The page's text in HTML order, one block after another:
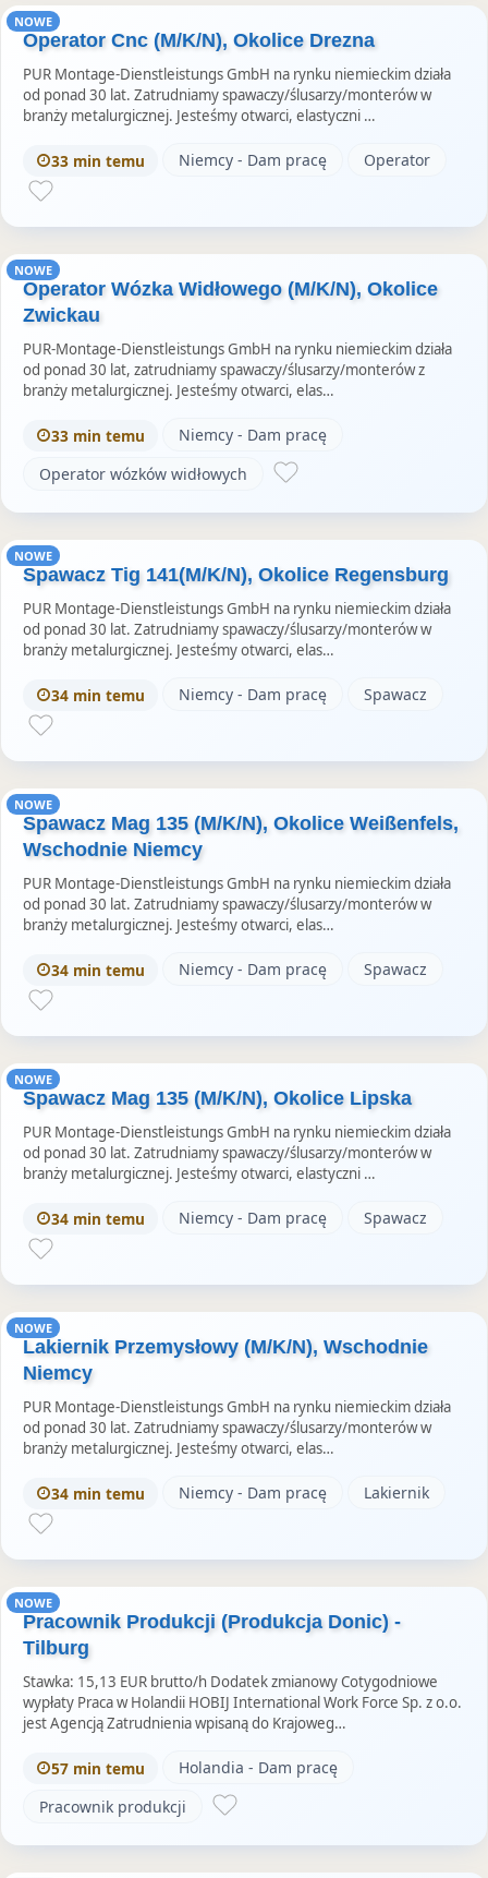
NOWE
Operator Cnc (M/K/N), Okolice Drezna
PUR Montage-Dienstleistungs GmbH na rynku niemieckim działa
od ponad 30 lat. Zatrudniamy spawaczy/ślusarzy/monterów w
branży metalurgicznej. Jesteśmy otwarci, elastyczni …
33 min temu Niemcy - Dam pracę Operator
NOWE
Operator Wózka Widłowego (M/K/N), Okolice
Zwickau
PUR-Montage-Dienstleistungs GmbH na rynku niemieckim działa
od ponad 30 lat, zatrudniamy spawaczy/ślusarzy/monterów z
branży metalurgicznej. Jesteśmy otwarci, elas…
33 min temu
Niemcy - Dam pracę
Operator wózków widłowych
NOWE
Spawacz Tig 141(M/K/N), Okolice Regensburg
PUR Montage-Dienstleistungs GmbH na rynku niemieckim działa
od ponad 30 lat. Zatrudniamy spawaczy/ślusarzy/monterów w
branży metalurgicznej. Jesteśmy otwarci, elas…
34 min temu Niemcy - Dam pracę Spawacz
NOWE
Spawacz Mag 135 (M/K/N), Okolice Weißenfels,
Wschodnie Niemcy
PUR Montage-Dienstleistungs GmbH na rynku niemieckim działa
od ponad 30 lat. Zatrudniamy spawaczy/ślusarzy/monterów w
branży metalurgicznej. Jesteśmy otwarci, elas…
34 min temu Niemcy - Dam pracę Spawacz
NOWE
Spawacz Mag 135 (M/K/N), Okolice Lipska
PUR Montage-Dienstleistungs GmbH na rynku niemieckim działa
od ponad 30 lat. Zatrudniamy spawaczy/ślusarzy/monterów w
branży metalurgicznej. Jesteśmy otwarci, elastyczni …
34 min temu Niemcy - Dam pracę Spawacz
NOWE
Lakiernik Przemysłowy (M/K/N), Wschodnie
Niemcy
PUR Montage-Dienstleistungs GmbH na rynku niemieckim działa
od ponad 30 lat. Zatrudniamy spawaczy/ślusarzy/monterów w
branży metalurgicznej. Jesteśmy otwarci, elas…
34 min temu Niemcy - Dam pracę Lakiernik
NOWE
Pracownik Produkcji (Produkcja Donic) -
Tilburg
Stawka: 15,13 EUR brutto/h Dodatek zmianowy Cotygodniowe
wypłaty Praca w Holandii HOBIJ International Work Force Sp. z o.o.
jest Agencją Zatrudnienia wpisaną do Krajoweg…
57 min temu
Holandia - Dam pracę
Pracownik produkcji